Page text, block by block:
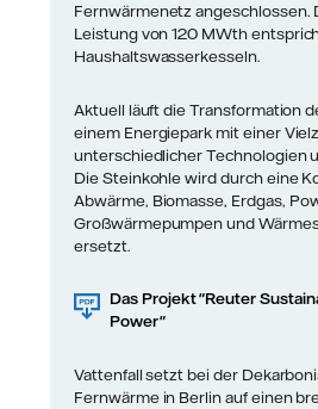
Fernwärmenetz angeschlossen.
Leistung von 120 MWth
Haushaltswasserkesseln.
Aktuell läuft die Transformation
einem Energiepark mit einer
unterschiedlicher Technologien
Die Steinkohle wird durch eine
Abwärme, Biomasse, Erdgas,
Großwärmepumpen und
ersetzt.
Das Projekt "Reuter
Power"
Vattenfall setzt bei der
Fernwärme in Berlin auf einen